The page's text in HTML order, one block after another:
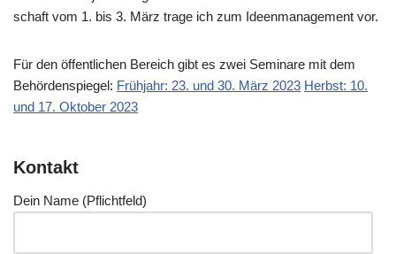
schaft vom 1. bis 3. März tra­ge ich zum Ideen­ma­nage­ment vor.
Für den öffent­li­chen Bereich gibt es zwei Semi­na­re mit dem
Behör­den­spie­gel: Früh­jahr: 23. und 30. März 2023 Herbst: 10.
und 17. Okto­ber 2023
Kontakt
Dein Name (Pflicht­feld)